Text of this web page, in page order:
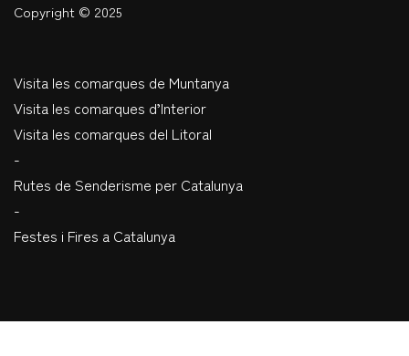
Copyright © 2025
Visita les comarques de Muntanya
Visita les comarques d’Interior
Visita les comarques del Litoral
-
Rutes de Senderisme per Catalunya
-
Festes i Fires a Catalunya